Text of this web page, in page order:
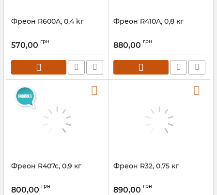
Фреон R600A, 0,4 kг
570,00 грн
Фреон R410A, 0,8 кг
880,00 грн
Фреон R407c, 0,9 кг
800,00 грн
Фреон R32, 0,75 кг
890,00 грн